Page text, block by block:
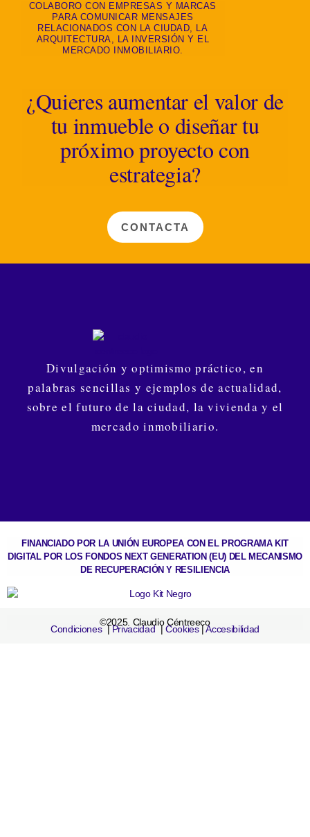
COLABORO CON EMPRESAS Y MARCAS
PARA COMUNICAR MENSAJES
RELACIONADOS CON LA CIUDAD, LA
ARQUITECTURA, LA INVERSIÓN Y EL
MERCADO INMOBILIARIO.
¿Quieres aumentar el valor de
tu inmueble o diseñar tu
próximo proyecto con
estrategia?
CONTACTA
Divulgación y optimismo práctico, en
palabras sencillas y ejemplos de actualidad,
sobre el futuro de la ciudad, la vivienda y el
mercado inmobiliario.
FINANCIADO POR LA UNIÓN EUROPEA CON EL PROGRAMA KIT
DIGITAL POR LOS FONDOS NEXT GENERATION (EU) DEL MECANISMO
DE RECUPERACIÓN Y RESILIENCIA
©2025. Claudio Céntreeco
Condiciones|Privacidad|Cookies|Accesibilidad